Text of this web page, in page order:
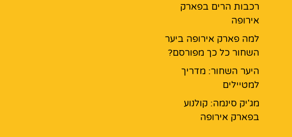
רכבות הרים בפארק
אירופה
למה פארק אירופה ביער
השחור כל כך מפורסם?
היער השחור: מדריך
למטיילים
מג'יק סינמה: קולנוע
בפארק אירופה